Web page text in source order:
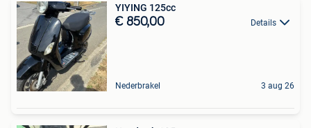
YIYING 125cc
€ 850,00 Details
Nederbrakel 3 aug 26